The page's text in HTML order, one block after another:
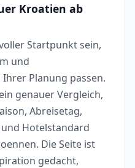
Kroatien ab
Startpunkt sein,
und
Planung passen.
genauer Vergleich,
Abreisetag,
Hotelstandard
Die Seite ist
gedacht,